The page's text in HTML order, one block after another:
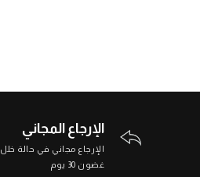
الإرجاع المجاني
الإرجاع مجاني في حالة
غضون 30 يوم